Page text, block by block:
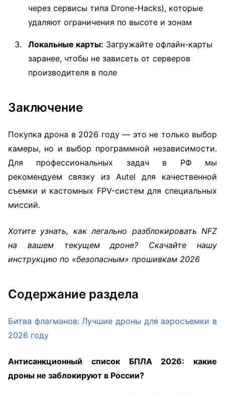
через сервисы типа Drone-Hacks), которые
удаляют ограничения по высоте и зонам
Локальные карты: Загружайте офлайн-карты
заранее, чтобы не зависеть от серверов
производителя в поле
Заключение
Покупка дрона в 2026 году — это не только выбор
камеры, но и выбор программной независимости.
Для профессиональных задач в РФ мы
рекомендуем связку из Autel для качественной
съемки и кастомных FPV-систем для специальных
миссий.
Хотите узнать, как легально разблокировать NFZ
на вашем текущем дроне? Скачайте нашу
инструкцию по «безопасным» прошивкам 2026
Содержание раздела
Битва флагманов: Лучшие дроны для аэросъемки в
2026 году
Антисанкционный список БПЛА 2026: какие
дроны не заблокируют в России?